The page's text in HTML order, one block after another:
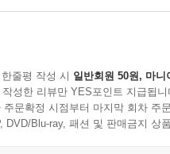
줄평 작성 시 일반회원 50원, 마니
성한 리뷰만 YES포인트 지급됩니
주문확정 시점부터 마지막 회차 주
DVD/Blu-ray, 패션 및 판매금지 상